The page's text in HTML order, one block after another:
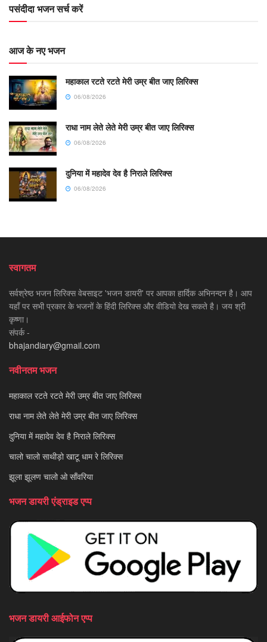
पसंदीदा भजन सर्च करें
आज के नए भजन
महाकाल रटते रटते मेरी उम्र बीत जाए लिरिक्स
06/08/2026
राधा नाम लेते लेते मेरी उम्र बीत जाए लिरिक्स
06/08/2026
दुनिया में महादेव देव है निराले लिरिक्स
06/08/2026
स्वागतम
सर्वश्रेष्ठ भजन लिरिक्स वेबसाइट 'भजन डायरी' पर आपका हार्दिक अभिनन्दन है। आप
यहाँ पर सभी प्रकार के भजनों के हिंदी लिरिक्स और वीडियो देख सकते है। जय श्री
कृष्णा।
संपर्क -
bhajandiary@gmail.com
नवीनतम भजन
महाकाल रटते रटते मेरी उम्र बीत जाए लिरिक्स
राधा नाम लेते लेते मेरी उम्र बीत जाए लिरिक्स
दुनिया में महादेव देव है निराले लिरिक्स
चालो चालो साथीड़ो खाटू धाम रे लिरिक्स
झूला झूलण चालो ओ साँवरिया
भजन डायरी एंड्राइड एप्प
भजन डायरी आईफोन एप्प